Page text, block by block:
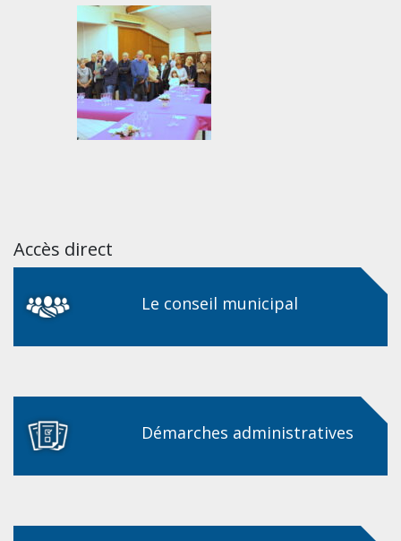
Accès direct
Le conseil municipal
Démarches administratives